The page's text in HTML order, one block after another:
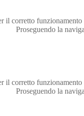
il corretto
Proseguendo la
il corretto
Proseguendo la